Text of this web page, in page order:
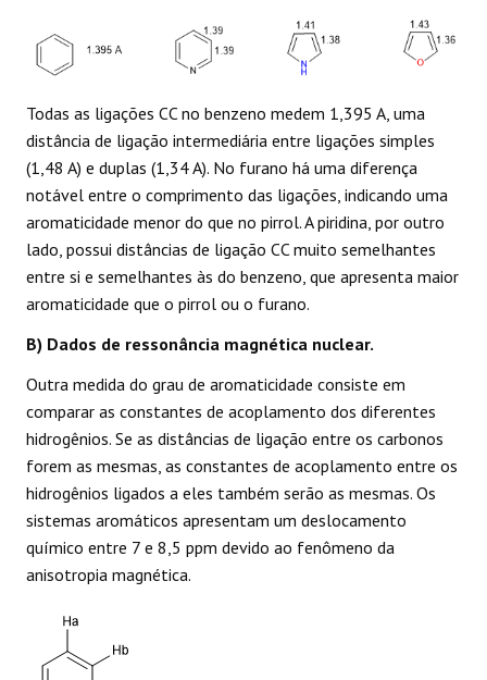
Todas as ligações CC no benzeno medem 1,395 A, uma
distância de ligação intermediária entre ligações simples
(1,48 A) e duplas (1,34 A). No furano há uma diferença
notável entre o comprimento das ligações, indicando uma
aromaticidade menor do que no pirrol. A piridina, por outro
lado, possui distâncias de ligação CC muito semelhantes
entre si e semelhantes às do benzeno, que apresenta maior
aromaticidade que o pirrol ou o furano.
B) Dados de ressonância magnética nuclear.
Outra medida do grau de aromaticidade consiste em
comparar as constantes de acoplamento dos diferentes
hidrogênios. Se as distâncias de ligação entre os carbonos
forem as mesmas, as constantes de acoplamento entre os
hidrogênios ligados a eles também serão as mesmas. Os
sistemas aromáticos apresentam um deslocamento
químico entre 7 e 8,5 ppm devido ao fenômeno da
anisotropia magnética.